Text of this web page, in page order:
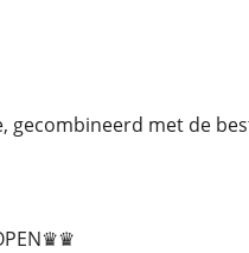
gecombineerd met de